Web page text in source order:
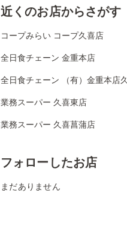
近くのお店からさがす
コープみらい コープ久喜店
全日食チェーン 金重本店
全日食チェーン （有）金重本店
業務スーパー 久喜東店
業務スーパー 久喜菖蒲店
フォローしたお店
まだありません